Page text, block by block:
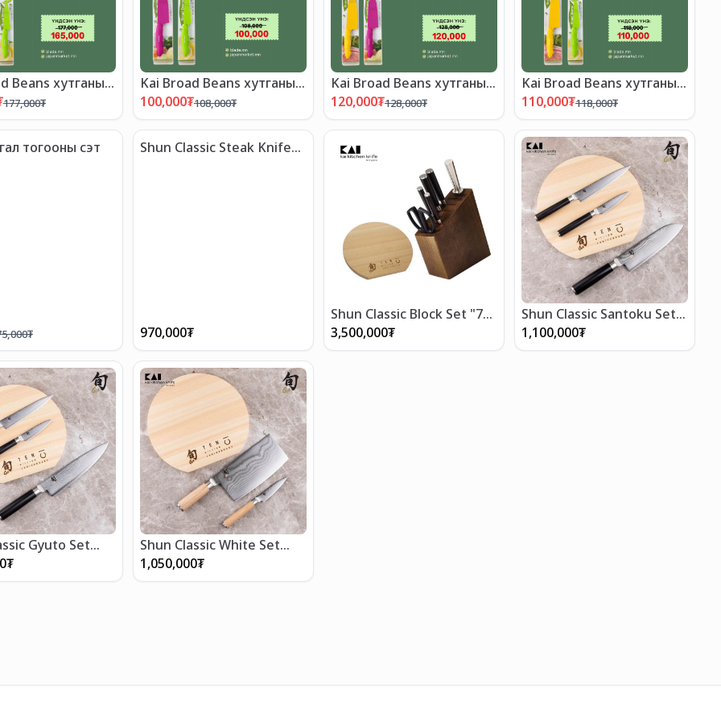
Beans хутганы
БАГЦ-4"
177,000₮
Kai Broad Beans хутганы
"ХЯМДРАЛТАЙ БАГЦ-3"
100,000₮108,000₮
Kai Broad Beans хутганы
"ХЯМДРАЛТАЙ БАГЦ-2"
120,000₮128,000₮
Kai Broad Beans хутганы
"ХЯМДРАЛТАЙ БАГЦ-1"
110,000₮118,000₮
гал тогооны сэт
₮
Shun Classic Steak Knife
970,000₮
Shun Classic Block Set "7"
pcs
3,500,000₮
Shun Classic Santoku Set
"3pcs"
1,100,000₮
Gyuto Set
₮
Shun Classic White Set
"2pcs"
1,050,000₮